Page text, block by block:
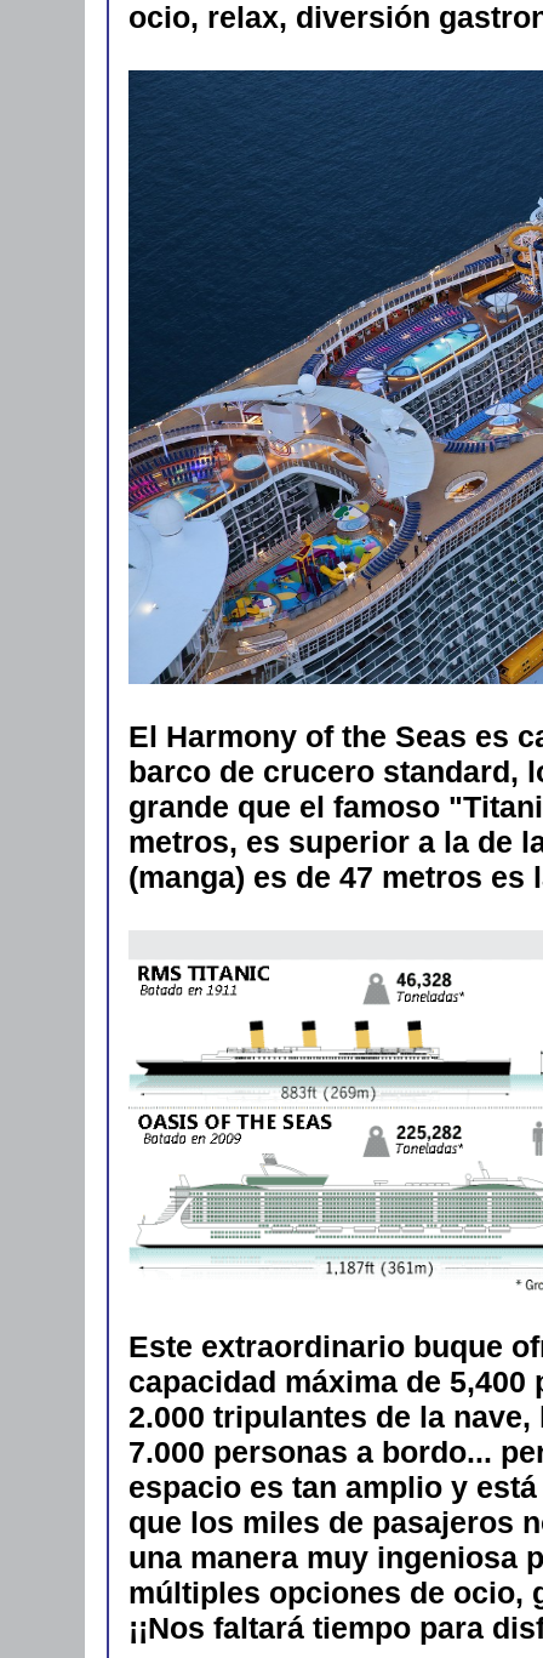
ocio, relax, diversión
El Harmony of the Seas es
barco de crucero standard,
grande que el famoso
metros, es superior a la de
(manga) es de 47 metros
Este extraordinario buque
capacidad máxima de
2.000 tripulantes de la
7.000 personas a bordo...
espacio es tan amplio y
que los miles de pasajeros
una manera muy ingeniosa
múltiples opciones de ocio,
¡¡Nos faltará tiempo para